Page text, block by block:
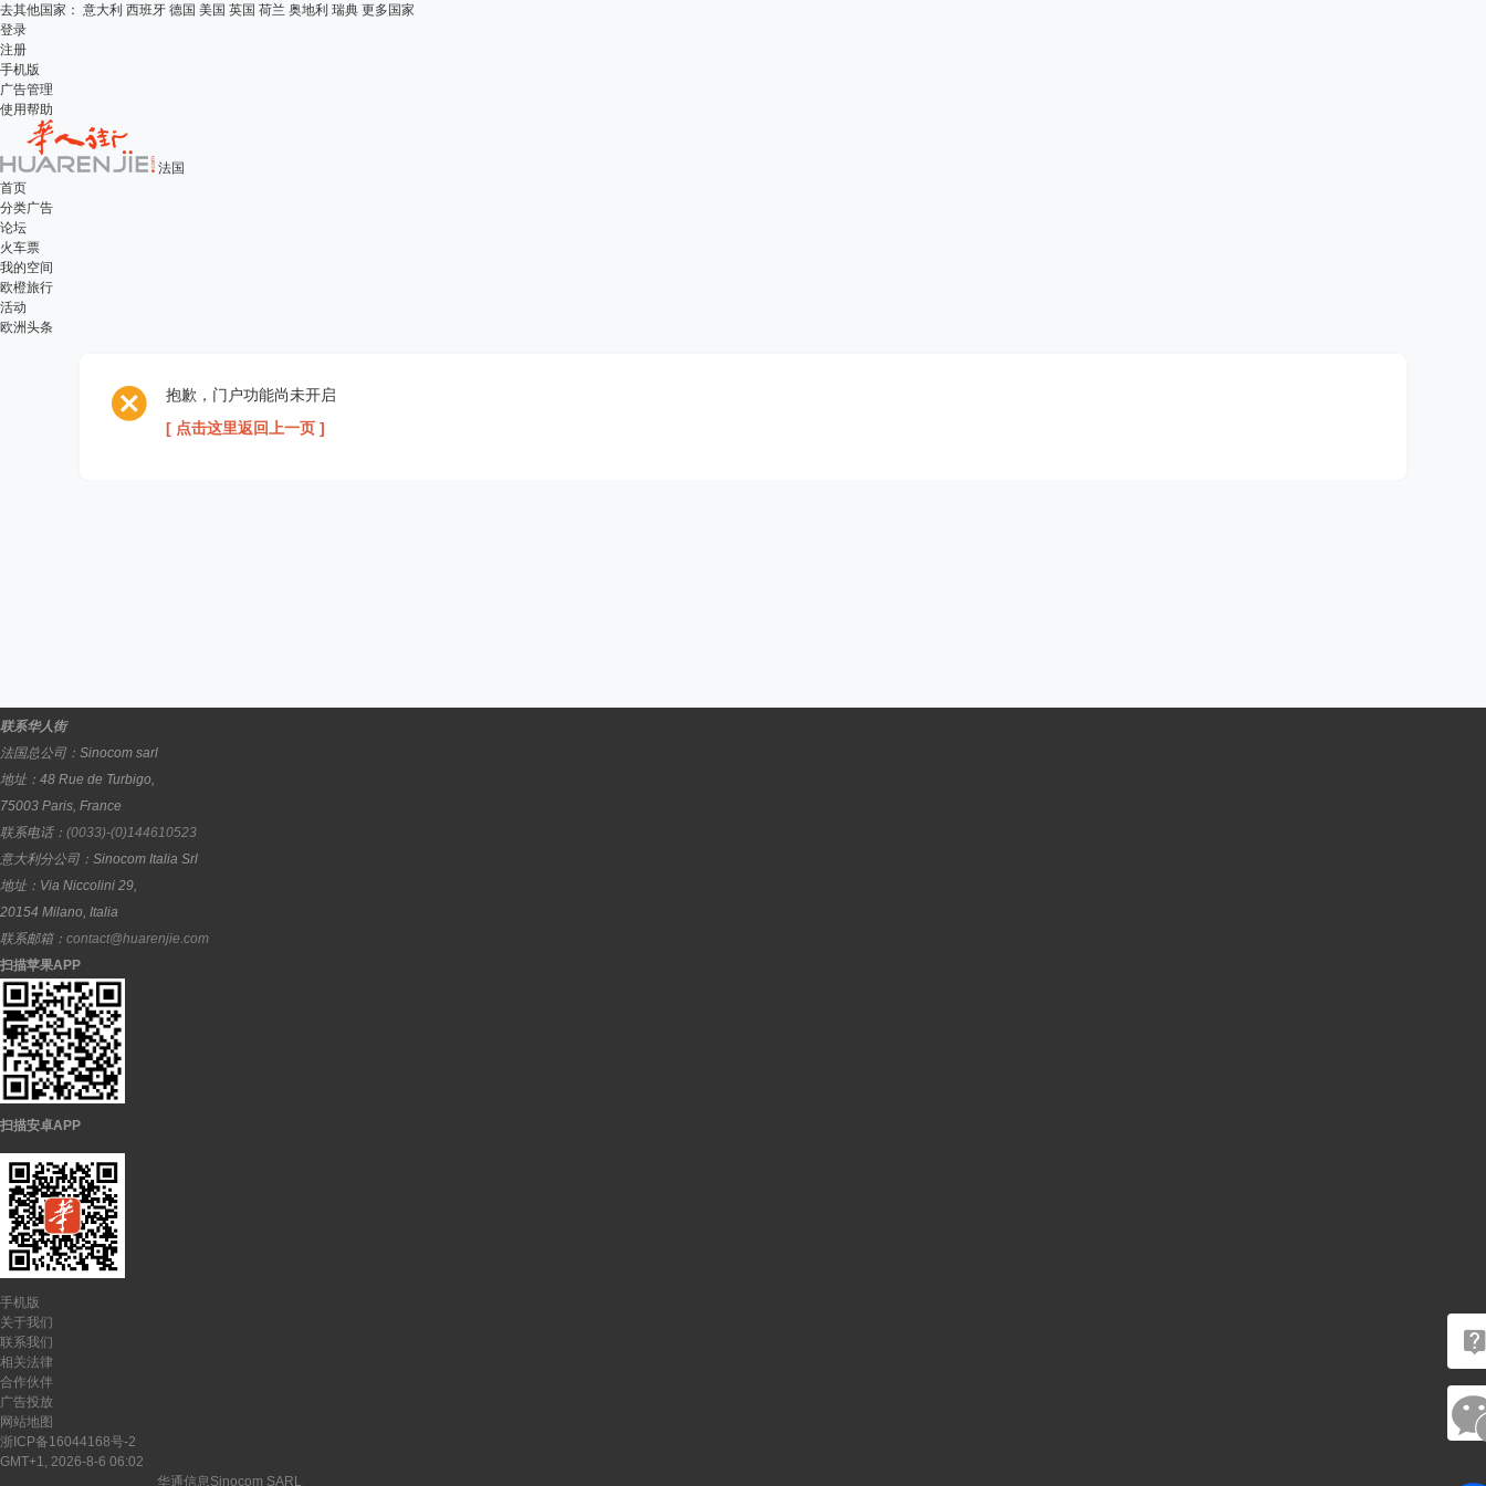
去其他国家： 意大利 西班牙 德国 美国 英国 荷兰 奥地利 瑞典 更多国家
登录
注册
手机版
广告管理
使用帮助
法国
首页
分类广告
论坛
火车票
我的空间
欧橙旅行
活动
欧洲头条
抱歉，门户功能尚未开启
[ 点击这里返回上一页 ]
联系华人街
法国总公司： Sinocom sarl
地址： 48 Rue de Turbigo,
75003 Paris, France
联系电话： (0033)-(0)144610523
意大利分公司： Sinocom Italia Srl
地址： Via Niccolini 29,
20154 Milano, Italia
联系邮箱： contact@huarenjie.com
扫描苹果APP
扫描安卓APP
手机版
关于我们
联系我们
相关法律
合作伙伴
广告投放
网站地图
浙ICP备16044168号-2
GMT+1, 2026-8-6 06:02
华通信息Sinocom SARL